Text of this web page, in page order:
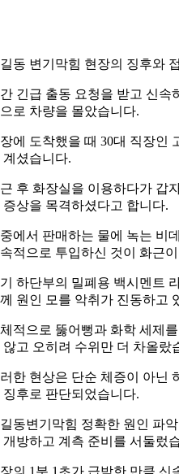
동 변기막힘 현장의 징후와
긴급 출동 요청을 받고 신속
로 차량을 몰았습니다.
에 도착했을 때 30대 직장인
계셨습니다.
후 화장실을 이용하다가 갑
증상을 목격하셨다고 합니다.
에서 판매하는 물에 녹는 비
적으로 투입하신 것이 화근
하단부의 밀폐용 백시멘트
원인 모를 악취가 진동하고
적으로 뚫어뻥과 화학 세제
않고 오히려 수위만 더 차올랐
한 현상은 단순 체증이 아닌
징후로 판단되었습니다.
동변기막힘 정확한 원인 파
개방하고 계측 준비를 서둘렀
의 1분 1초가 급박한 만큼